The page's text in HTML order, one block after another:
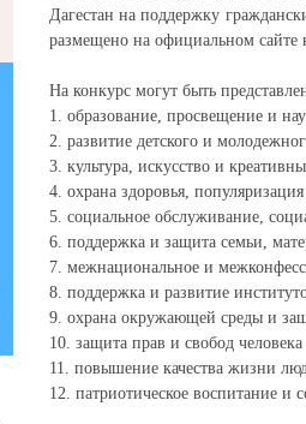
Дагестан на поддержку
размещено на официальном сайте
На конкурс могут быть
1. образование, просвещение и
2. развитие детского и
3. культура, искусство и
4. охрана здоровья,
5. социальное обслуживание,
6. поддержка и защита семьи,
7. межнациональное и
8. поддержка и развитие
9. охрана окружающей среды и
10. защита прав и свобод
11. повышение качества жизни
12. патриотическое воспитание и